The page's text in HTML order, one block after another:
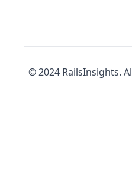
© 2024 RailsInsights.